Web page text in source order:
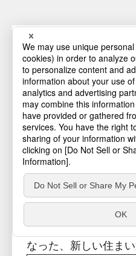
中古リノベーシ
中古物件×リノベー
リノ
中古物件の購入とリ
なった、新しい住ま